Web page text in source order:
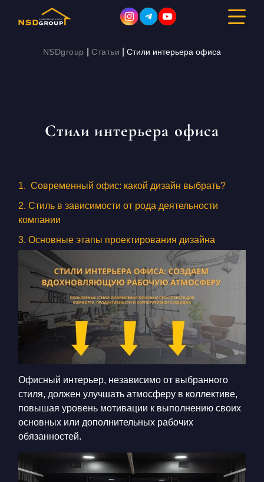
СТОИМОСТЬ
О КОМПАНИИ
КОНТАКТЫ
БЛОГ
RU UK
+380671500551
Заказать звонок сейчас
NSDgroup |Статьи |Стили интерьера офиса
Стили интерьера офиса
1. Современный офис: какой дизайн выбрать?
2. Стиль в зависимости от рода деятельности
компании
3. Основные этапы проектирования дизайна
Офисный интерьер, независимо от выбранного
стиля, должен улучшать атмосферу в коллективе,
повышая уровень мотивации к выполнению своих
основных или дополнительных рабочих
обязанностей.